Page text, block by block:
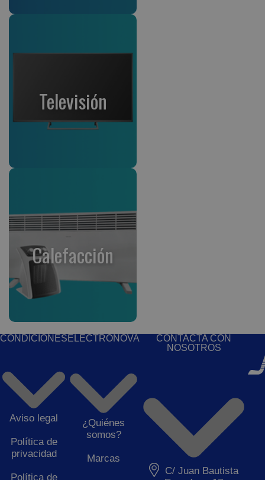
Televisión
Calefacción
CONDICIONES
Aviso legal
Política de
privacidad
Política de
ELECTRONOVA
¿Quiénes
somos?
Marcas
CONTACTA CON
NOSOTROS
C/ Juan Bautista